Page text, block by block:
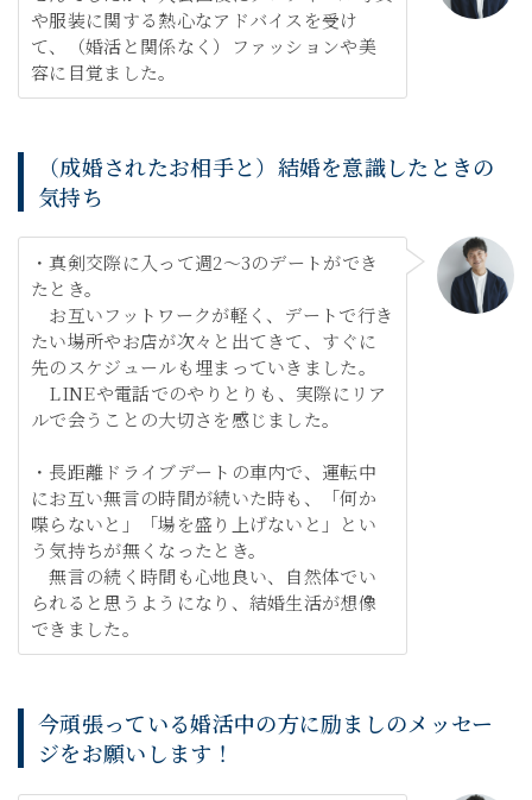
や服装に関する熱心なアドバイスを受け
て、（婚活と関係なく）ファッションや美
容に目覚ました。
（成婚されたお相手と）結婚を意識したときの
気持ち
・真剣交際に入って週2～3のデートができ
たとき。
お互いフットワークが軽く、デートで行き
たい場所やお店が次々と出てきて、すぐに
先のスケジュールも埋まっていきました。
LINEや電話でのやりとりも、実際にリア
ルで会うことの大切さを感じました。
・長距離ドライブデートの車内で、運転中
にお互い無言の時間が続いた時も、「何か
喋らないと」「場を盛り上げないと」とい
う気持ちが無くなったとき。
無言の続く時間も心地良い、自然体でい
られると思うようになり、結婚生活が想像
できました。
今頑張っている婚活中の方に励ましのメッセー
ジをお願いします！